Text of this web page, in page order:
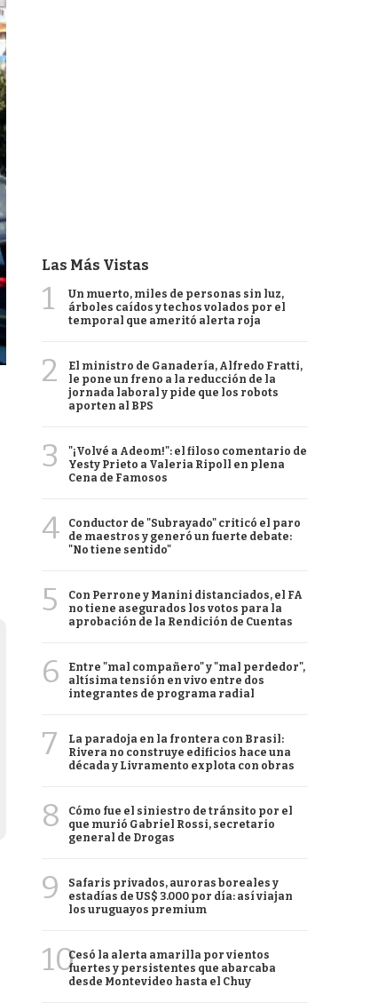
Las Más Vistas
1
Un muerto, miles de personas sin luz,
árboles caídos y techos volados por el
temporal que ameritó alerta roja
2
El ministro de Ganadería, Alfredo Fratti,
le pone un freno a la reducción de la
jornada laboral y pide que los robots
aporten al BPS
3
"¡Volvé a Adeom!": el filoso comentario de
Yesty Prieto a Valeria Ripoll en plena
Cena de Famosos
4
Conductor de "Subrayado" criticó el paro
de maestros y generó un fuerte debate:
"No tiene sentido"
5
Con Perrone y Manini distanciados, el FA
no tiene asegurados los votos para la
aprobación de la Rendición de Cuentas
6
Entre "mal compañero" y "mal perdedor",
altísima tensión en vivo entre dos
integrantes de programa radial
7
La paradoja en la frontera con Brasil:
Rivera no construye edificios hace una
década y Livramento explota con obras
8
Cómo fue el siniestro de tránsito por el
que murió Gabriel Rossi, secretario
general de Drogas
9
Safaris privados, auroras boreales y
estadías de US$ 3.000 por día: así viajan
los uruguayos premium
10Cesó la alerta amarilla por vientos
fuertes y persistentes que abarcaba
desde Montevideo hasta el Chuy